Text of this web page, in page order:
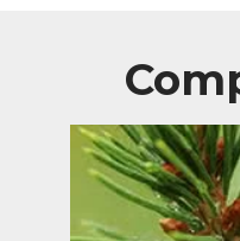
dans l’organisme, le
25g dont environ la moitié
un quart dans les
système nerveux, le foie,
A quoi sert-il ?
Indispensable à la bonne
intervient dans plus de